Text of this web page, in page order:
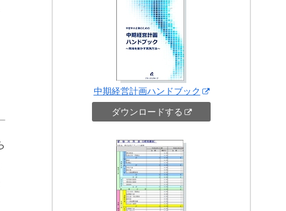
中期経営計画ハンドブック
ダウンロードする